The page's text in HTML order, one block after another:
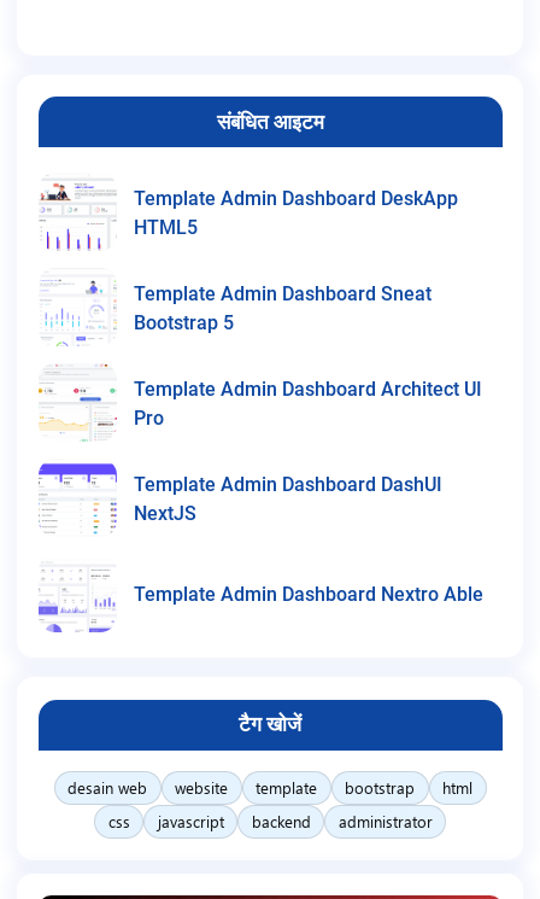
संबंधित आइटम
Template Admin Dashboard DeskApp
HTML5
Template Admin Dashboard Sneat
Bootstrap 5
Template Admin Dashboard Architect UI
Pro
Template Admin Dashboard DashUI
NextJS
Template Admin Dashboard Nextro Able
टैग खोजें
desain web website template bootstrap
html
css
javascript backend administrator